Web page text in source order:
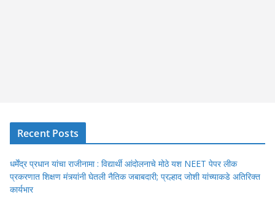
Recent Posts
धर्मेंद्र प्रधान यांचा राजीनामा : विद्यार्थी आंदोलनाचे मोठे यश NEET पेपर लीक
प्रकरणात शिक्षण मंत्र्यांनी घेतली नैतिक जबाबदारी; प्रल्हाद जोशी यांच्याकडे अतिरिक्त
कार्यभार